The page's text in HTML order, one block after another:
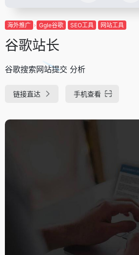
海外推广 Ggle谷歌 SEO工具 网站工具
谷歌站长
谷歌搜索网站提交 分析
链接直达 手机查看